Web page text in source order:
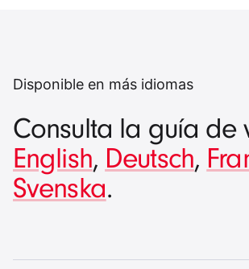
Disponible en más idiomas
Consulta la guía de
English, Deutsch,
Svenska.